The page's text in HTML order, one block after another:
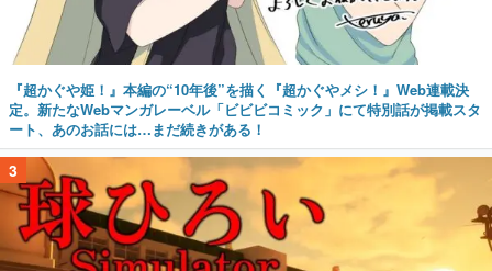
『超かぐや姫！』本編の“10年後”を描く『超かぐやメシ！』Web連載決
定。新たなWebマンガレーベル「ビビビコミック」にて特別話が掲載スタ
ート、あのお話には…まだ続きがある！
3